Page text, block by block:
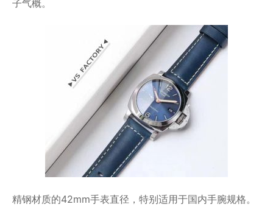
子气概。
精钢材质的42mm手表直径，特别适用于国内手腕规格。